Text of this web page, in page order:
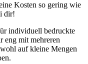
Kosten so gering wie
dir!
individuell bedruckte
eng mit mehreren
auf kleine Mengen